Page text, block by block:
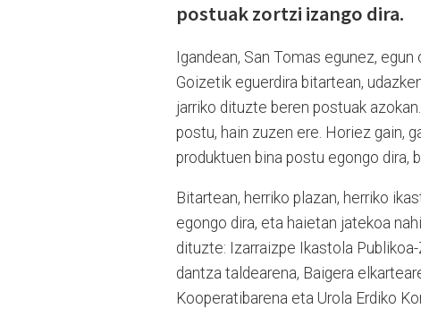
postuak zortzi izango dira.
Igandean, San Tomas egunez,
Goizetik eguerdira bitartean,
jarriko dituzte beren postuak
postu, hain zuzen ere. Horiez gain,
produktuen bina postu egongo dira,
Bitartean, herriko plazan, herriko
egongo dira, eta haietan jatekoa
dituzte: Izarraizpe Ikastola
dantza taldearena, Baigera
Kooperatibarena eta Urola Erdiko